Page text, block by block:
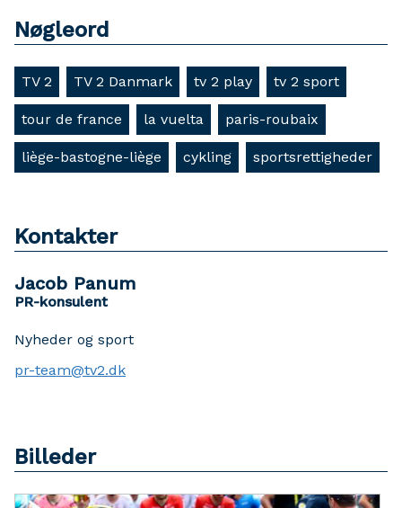
Nøgleord
TV 2 TV 2 Danmark tv 2 play tv 2 sport
tour de france la vuelta paris-roubaix
liège-bastogne-liège cykling sportsrettigheder
Kontakter
Jacob Panum
PR-konsulent
Nyheder og sport
pr-team@tv2.dk
Billeder